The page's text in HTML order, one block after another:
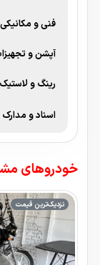
فنی و مکانیکی
آپشن و
رینگ و لاستیک
اسناد و مدارک
خودروهای
نزدیک‌ترین قیمت